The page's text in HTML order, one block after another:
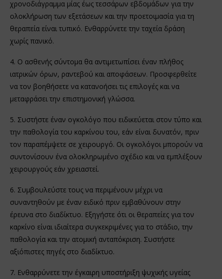
χρονοδιάγραμμα μίας έως τεσσάρων εβδομάδων για την
ολοκλήρωση των εξετάσεων και την προετοιμασία για τη
θεραπεία είναι τυπικό. Ενθαρρύνετε την ταχεία δράση
χωρίς πανικό.
4. Ο ασθενής σύντομα θα αντιμετωπίσει έναν πλήθος
ιατρικών όρων, ραντεβού και αποφάσεων. Προσφερθείτε
να τον βοηθήσετε να κατανοήσει τις επιλογές και να
μεταφράσει την επιστημονική γλώσσα.
5. Συστήστε έναν ογκολόγο που ειδικεύεται στον τύπο και
την παθολογία του καρκίνου του, εάν είναι δυνατόν, πριν
τον παραπέμψετε σε χειρουργό. Οι ογκολόγοι μπορούν να
συντονίσουν ένα ολοκληρωμένο σχέδιο και να εμπλέξουν
χειρουργούς εάν χρειαστεί.
6. Συμβουλεύστε τους να περιμένουν μέχρι να
συναντηθούν με έναν ειδικό πριν εμβαθύνουν στην
έρευνα στο διαδίκτυο. Εξηγήστε ότι οι θεραπείες για τον
καρκίνο είναι ιδιαίτερα συγκεκριμένες για το στάδιο, την
παθολογία και την ατομική ανταπόκριση. Συστήστε
αξιόπιστες πηγές στο διαδίκτυο.
7. Ενθαρρύνετε την έγκαιρη υποστήριξη ψυχικής υγείας